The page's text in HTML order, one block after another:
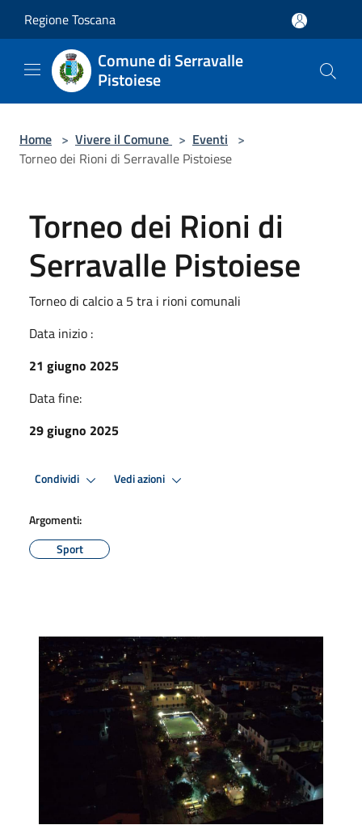
Regione Toscana
Comune di Serravalle
Pistoiese
Home > Vivere il Comune > Eventi >
Torneo dei Rioni di Serravalle Pistoiese
Torneo dei Rioni di
Serravalle Pistoiese
Torneo di calcio a 5 tra i rioni comunali
Data inizio :
21 giugno 2025
Data fine:
29 giugno 2025
Condividi Vedi azioni
Argomenti:
Sport